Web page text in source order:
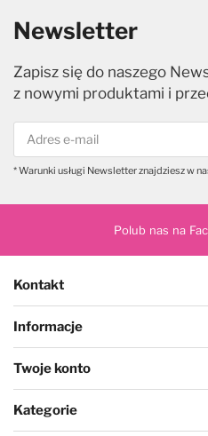
Newsletter
Zapisz się do naszego
z nowymi produktami i
* Warunki usługi Newsletter znajdziesz w
Polub nas na
Kontakt
Informacje
Twoje konto
Kategorie